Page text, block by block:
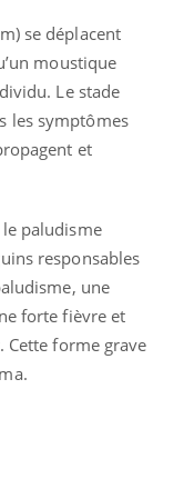
se déplacent
moustique
Le stade
les symptômes
et
paludisme
responsables
une
forte fièvre et
Cette forme grave